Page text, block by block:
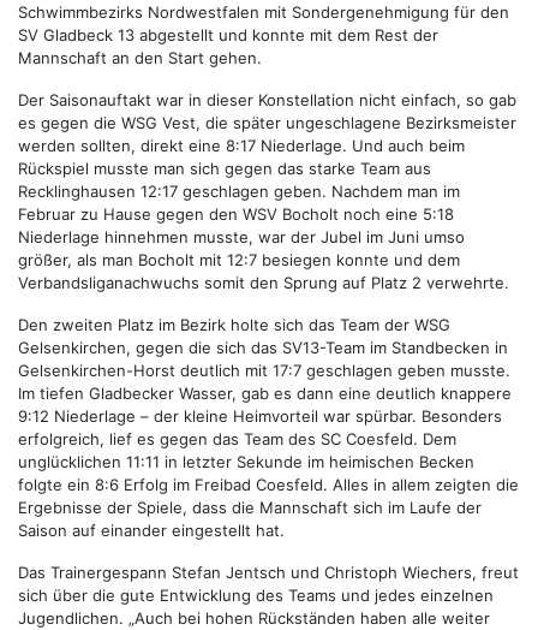
Schwimmbezirks Nordwestfalen mit Sondergenehmigung für den
SV Gladbeck 13 abgestellt und konnte mit dem Rest der
Mannschaft an den Start gehen.
Der Saisonauftakt war in dieser Konstellation nicht einfach, so gab
es gegen die WSG Vest, die später ungeschlagene Bezirksmeister
werden sollten, direkt eine 8:17 Niederlage. Und auch beim
Rückspiel musste man sich gegen das starke Team aus
Recklinghausen 12:17 geschlagen geben. Nachdem man im
Februar zu Hause gegen den WSV Bocholt noch eine 5:18
Niederlage hinnehmen musste, war der Jubel im Juni umso
größer, als man Bocholt mit 12:7 besiegen konnte und dem
Verbandsliganachwuchs somit den Sprung auf Platz 2 verwehrte.
Den zweiten Platz im Bezirk holte sich das Team der WSG
Gelsenkirchen, gegen die sich das SV13-Team im Standbecken in
Gelsenkirchen-Horst deutlich mit 17:7 geschlagen geben musste.
Im tiefen Gladbecker Wasser, gab es dann eine deutlich knappere
9:12 Niederlage – der kleine Heimvorteil war spürbar. Besonders
erfolgreich, lief es gegen das Team des SC Coesfeld. Dem
unglücklichen 11:11 in letzter Sekunde im heimischen Becken
folgte ein 8:6 Erfolg im Freibad Coesfeld. Alles in allem zeigten die
Ergebnisse der Spiele, dass die Mannschaft sich im Laufe der
Saison auf einander eingestellt hat.
Das Trainergespann Stefan Jentsch und Christoph Wiechers, freut
sich über die gute Entwicklung des Teams und jedes einzelnen
Jugendlichen. „Auch bei hohen Rückständen haben alle weiter